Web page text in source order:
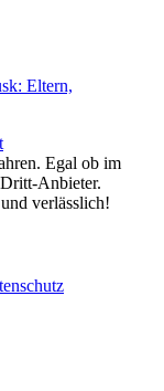
Eltern,
Egal ob im
Anbieter.
verlässlich!